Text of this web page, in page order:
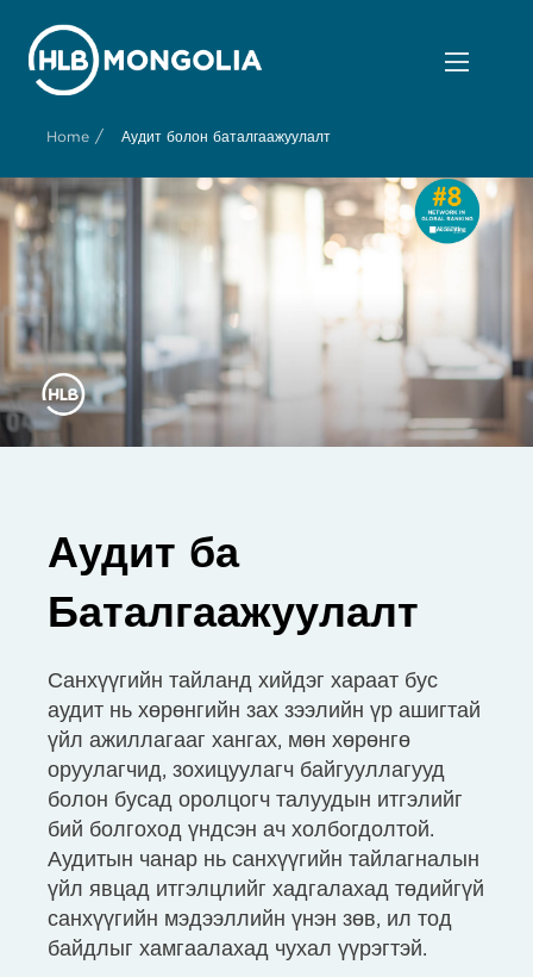
Home / Аудит болон баталгаажуулалт
Аудит ба
Баталгаажуулалт
Санхүүгийн тайланд хийдэг хараат бус
аудит нь хөрөнгийн зах зээлийн үр ашигтай
үйл ажиллагааг хангах, мөн хөрөнгө
оруулагчид, зохицуулагч байгууллагууд
болон бусад оролцогч талуудын итгэлийг
бий болгоход үндсэн ач холбогдолтой.
Аудитын чанар нь санхүүгийн тайлагналын
үйл явцад итгэлцлийг хадгалахад төдийгүй
санхүүгийн мэдээллийн үнэн зөв, ил тод
байдлыг хамгаалахад чухал үүрэгтэй.